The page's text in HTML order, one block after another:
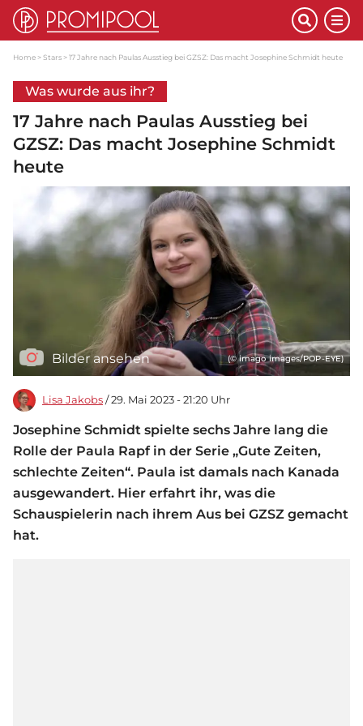
Home Stars 17 Jahre nach Paulas Ausstieg bei GZSZ: Das macht Josephine Schmidt heute
Was wurde aus ihr?
17 Jahre nach Paulas Ausstieg bei
GZSZ: Das macht Josephine Schmidt
heute
Bilder ansehen (© imago images/POP-EYE)
Lisa Jakobs / 29. Mai 2023 - 21:20 Uhr
Josephine Schmidt spielte sechs Jahre lang die
Rolle der Paula Rapf in der Serie „Gute Zeiten,
schlechte Zeiten“. Paula ist damals nach Kanada
ausgewandert. Hier erfahrt ihr, was die
Schauspielerin nach ihrem Aus bei GZSZ gemacht
hat.